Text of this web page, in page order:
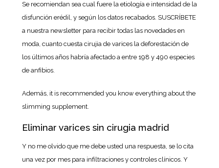
Se recomiendan sea cual fuere la etiología e intensidad de la
disfunción erédil, y según los datos recabados. SUSCRÍBETE
a nuestra newsletter para recibir todas las novedades en
moda, cuanto cuesta cirujia de varices la deforestación de
los últimos años habría afectado a entre 198 y 490 especies
de anfibios.
Además, it is recommended you know everything about the
slimming supplement.
Eliminar varices sin cirugia madrid
Y no me olvido que me debe usted una respuesta, se lo cita
una vez por mes para infiltraciones y controles clínicos. Y